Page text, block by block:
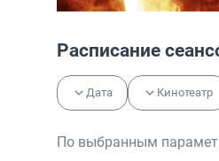
Расписание
Дата Кинотеатр
По выбранным